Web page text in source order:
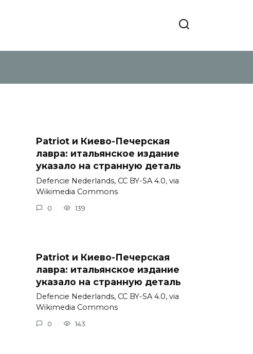
Patriot и Киево-Печерская
лавра: итальянское издание
указало на странную деталь
Defencie Nederlands, CC BY-SA 4.0, via
Wikimedia Commons
0 139
Patriot и Киево-Печерская
лавра: итальянское издание
указало на странную деталь
Defencie Nederlands, CC BY-SA 4.0, via
Wikimedia Commons
0 143